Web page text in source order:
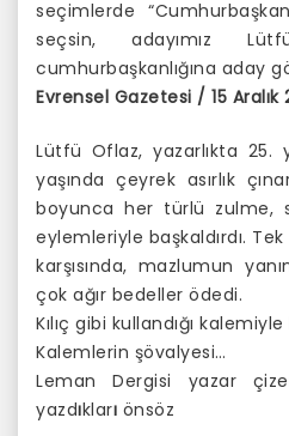
seçimlerde
seçsin, adayımız
cumhurbaşkanlığına aday
Evrensel Gazetesi / 15 Aralık
Lütfü Oflaz, yazarlıkta 25.
yaşında çeyrek asırlık
boyunca her türlü zulme,
eylemleriyle başkaldırdı.
karşısında, mazlumun
çok ağır bedeller ödedi.
Kılıç gibi kullandığı
Kalemlerin şövalyesi…
Leman Dergisi yazar
yazdıkları önsöz